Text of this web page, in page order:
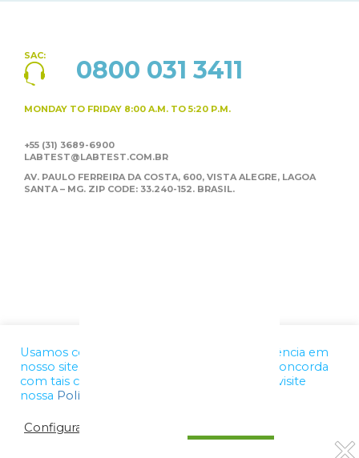
SAC: 0800 031 3411
MONDAY TO FRIDAY 8:00 A.M. TO 5:20 P.M.
+55 (31) 3689-6900
LABTEST@LABTEST.COM.BR
AV. PAULO FERREIRA DA COSTA, 600, VISTA ALEGRE, LAGOA
SANTA – MG. ZIP CODE: 33.240-152. BRASIL.
Usamos cookies para melhorar a sua experiência em
nosso site. Ao utilizar nossos serviços, você concorda
com tais condições. Para mais informações, visite
nossa Política de Privacidade
Configurações de cookies